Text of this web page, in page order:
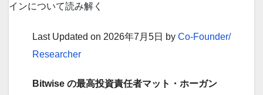
インについて読み解く
Last Updated on 2026年7月5日 by Co-Founder/
Researcher
Bitwise の最高投資責任者マット・ホーガン